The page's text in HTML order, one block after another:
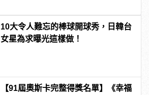
10大令人難忘的棒球開球秀，日韓台
女星為求曝光這樣做！
【91屆奧斯卡完整得獎名單】《幸福